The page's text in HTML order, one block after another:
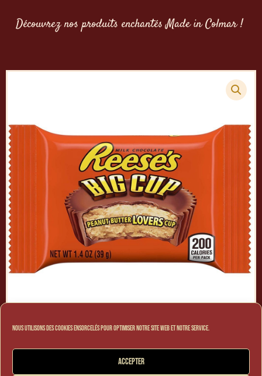
Nous utilisons des cookies ensorcelés pour optimiser notre site web et notre service.
Accepter
Découvrez nos produits enchantés Made in Colmar !